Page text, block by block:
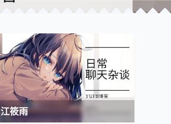
江筱雨